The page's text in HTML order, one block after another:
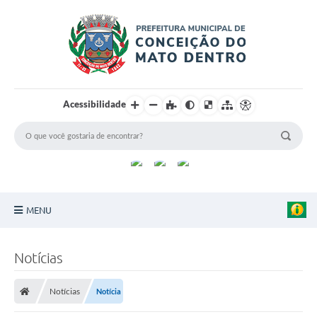
Acessibilidade
MENU
Turismo
Notícias
Notícias Notícia